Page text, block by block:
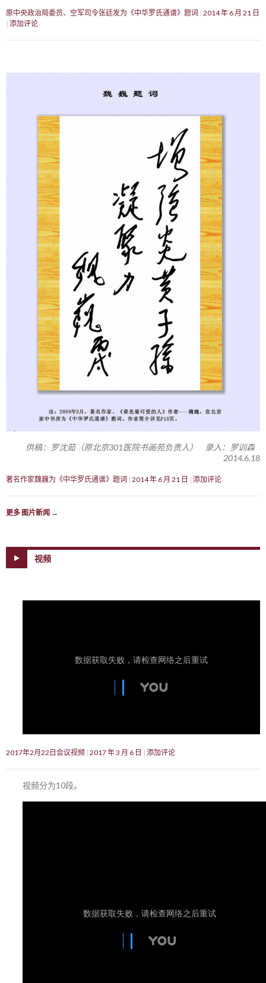
原中央政治局委员、空军司令张廷发为《中华罗氏通谱》题词 2014 年 6 月 21 日
添加评论
供稿：罗沈茹（原北京301医院书画苑负责人） 录入：罗训森
2014.6.18
著名作家魏巍为《中华罗氏通谱》题词 2014 年 6 月 21 日 添加评论
更多 图片新闻 →
视频
2017年2月22日会议视频 2017 年 3 月 6 日 添加评论
视频分为10段。